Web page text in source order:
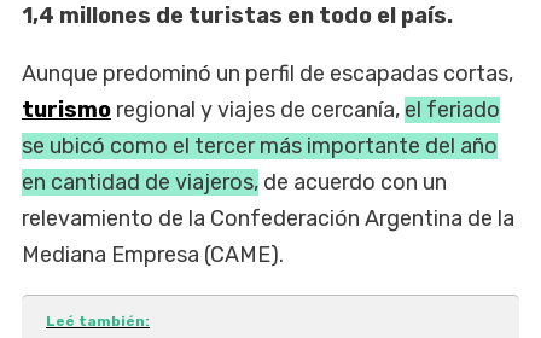
1,4 millones de turistas en todo el país.
Aunque predominó un perfil de escapadas cortas,
turismo regional y viajes de cercanía, el feriado
se ubicó como el tercer más importante del año
en cantidad de viajeros, de acuerdo con un
relevamiento de la Confederación Argentina de la
Mediana Empresa (CAME).
Leé también: